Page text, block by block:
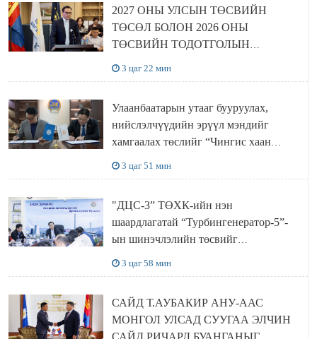
2027 ОНЫ УЛСЫН ТӨСВИЙН
ТӨСӨЛ БОЛОН 2026 ОНЫ
ТӨСВИЙН ТОДОТГОЛЫН
3 цаг 22 мин
Улаанбаатарын утааг бууруулах,
нийслэлчүүдийн эрүүл мэндийг
хамгаалах төслийг “Чингис хаан
3 цаг 51 мин
"ДЦС-3” ТӨХК-ийн нэн
шаардлагатай “Турбингенератор-5”-
ын шинэчлэлийн төсвийг
3 цаг 58 мин
САЙД Т.АУБАКИР АНУ-ААС
МОНГОЛ УЛСАД СУУГАА ЭЛЧИН
САЙД РИЧАРД БУАНГАНЫГ